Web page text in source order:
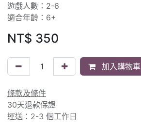
遊戲人數：2-6
適合年齡：6+
NT$ 350
加入購物車
條款及條件
30天退款保證
運送：2-3 個工作日